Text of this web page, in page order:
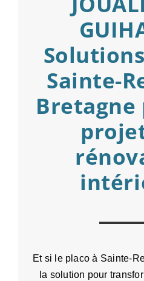
Sainte-
Bretagne
Et si le placo à Sainte-
la solution pour